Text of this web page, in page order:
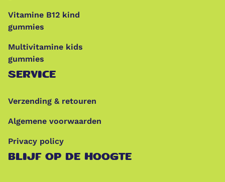
Vitamine B12 kind
gummies
Multivitamine kids
gummies
SERVICE
Verzending & retouren
Algemene voorwaarden
Privacy policy
BLIJF OP DE HOOGTE